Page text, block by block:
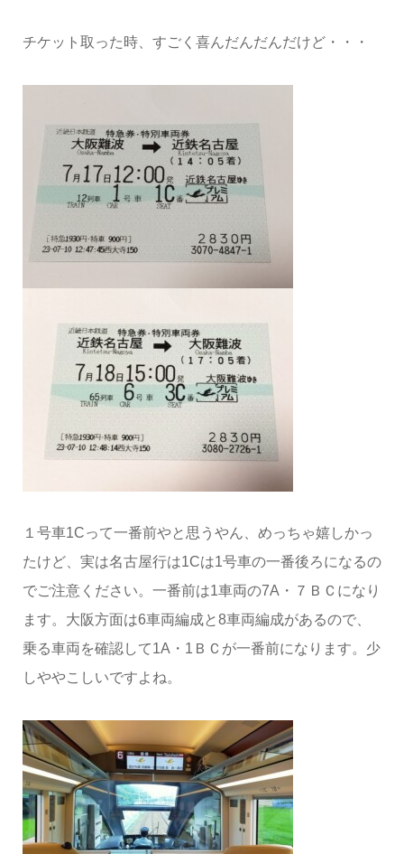
チケット取った時、すごく喜んだんだんだけど・・・
１号車1Cって一番前やと思うやん、めっちゃ嬉しかっ
たけど、実は名古屋行は1Cは1号車の一番後ろになるの
でご注意ください。一番前は1車両の7A・７ＢＣになり
ます。大阪方面は6車両編成と8車両編成があるので、
乗る車両を確認して1A・1ＢＣが一番前になります。少
しややこしいですよね。